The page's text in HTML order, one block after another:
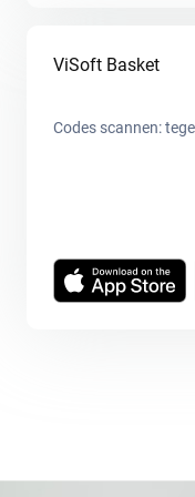
ViSoft Basket
Codes scannen: